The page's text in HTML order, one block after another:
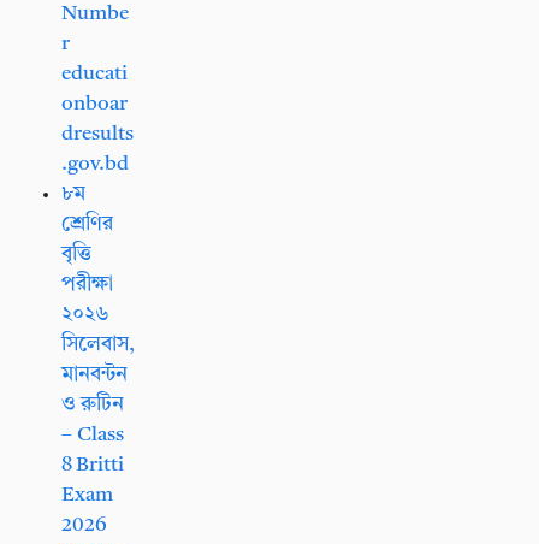
Numbe
r
educati
onboar
dresults
.gov.bd
৮ম
শ্রেণির
বৃত্তি
পরীক্ষা
২০২৬
সিলেবাস,
মানবন্টন
ও রুটিন
– Class
8 Britti
Exam
2026